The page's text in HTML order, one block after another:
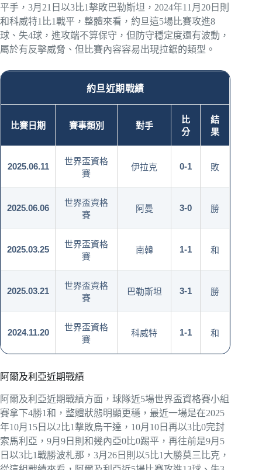
平手，3月21日以3比1擊敗巴勒斯坦，2024年11月20日則
和科威特1比1戰平，整體來看，約旦這5場比賽攻進8
球、失4球，進攻端不算保守，但防守穩定度還有波動，
屬於有反擊威脅、但比賽內容容易出現拉鋸的類型。
約旦近期戰績
比賽日期 賽事類別 對手
比
分
結
果
2025.06.11
世界盃資格
賽
伊拉克 0-1 敗
2025.06.06
世界盃資格
賽
阿曼 3-0 勝
2025.03.25
世界盃資格
賽
南韓 1-1 和
2025.03.21
世界盃資格
賽
巴勒斯坦 3-1 勝
2024.11.20
世界盃資格
賽
科威特 1-1 和
阿爾及利亞近期戰績
阿爾及利亞近期戰績方面，球隊近5場世界盃資格賽小組
賽拿下4勝1和，整體狀態明顯更穩，最近一場是在2025
年10月15日以2比1擊敗烏干達，10月10日再以3比0完封
索馬利亞，9月9日則和幾內亞0比0踢平，再往前是9月5
日以3比1戰勝波札那，3月26日則以5比1大勝莫三比克，